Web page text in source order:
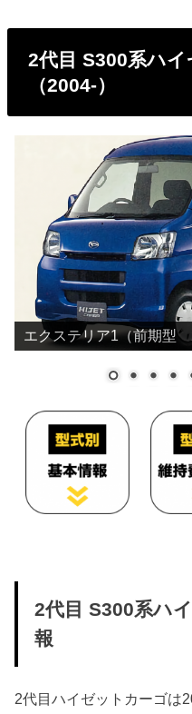
2代目 S300系ハ
（2004-）
エクステリア1（前期型
2代目 S300系ハ
報
2代目ハイゼットカーゴは